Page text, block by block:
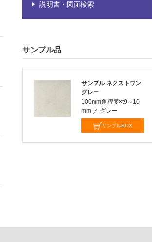
説明書・図面検索
サンプル品
サンプル ネクストワン
グレー
100mm角程度×t9～10
mm ／ グレー
サンプルBOX